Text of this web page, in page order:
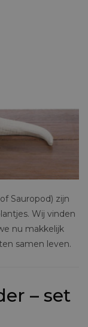
Sauropod) zijn
Wij vinden
nu makkelijk
samen leven.
– set